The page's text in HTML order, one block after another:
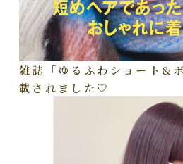
雑誌「ゆるふわショート&
載されました🤍